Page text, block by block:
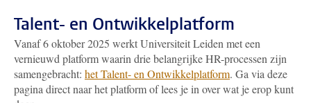
Talent- en Ontwikkelplatform
Vanaf 6 oktober 2025 werkt Universiteit Leiden met een
vernieuwd platform waarin drie belangrijke HR-processen zijn
samengebracht: het Talent- en Ontwikkelplatform. Ga via deze
pagina direct naar het platform of lees je in over wat je erop kunt